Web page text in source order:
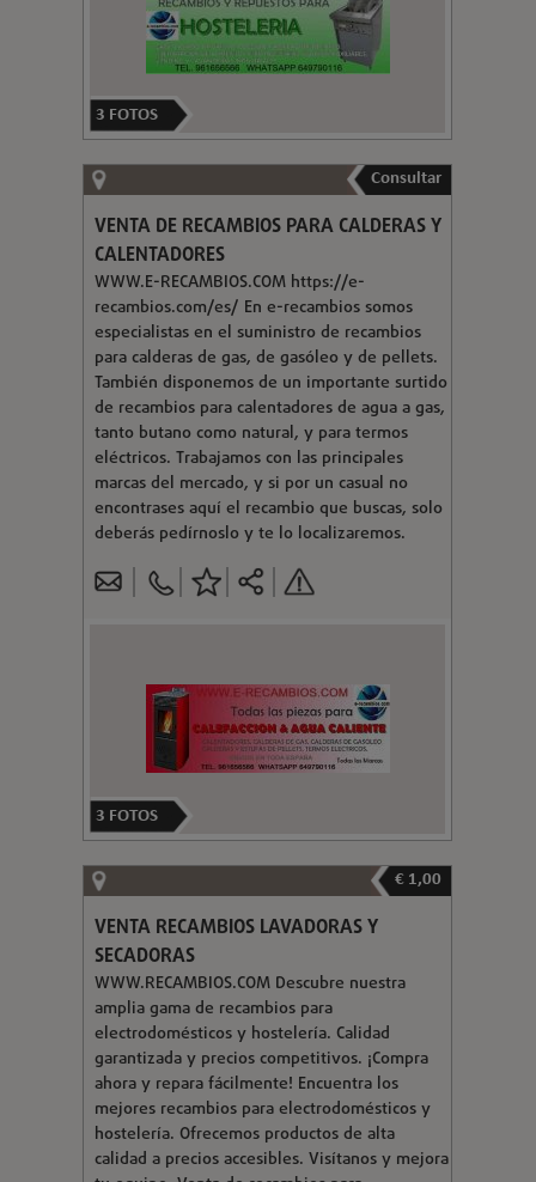
3 FOTOS
Consultar
VENTA DE RECAMBIOS PARA CALDERAS Y
CALENTADORES
WWW.E-RECAMBIOS.COM https://e-
recambios.com/es/ En e-recambios somos
especialistas en el suministro de recambios
para calderas de gas, de gasóleo y de pellets.
También disponemos de un importante surtido
de recambios para calentadores de agua a gas,
tanto butano como natural, y para termos
eléctricos. Trabajamos con las principales
marcas del mercado, y si por un casual no
encontrases aquí el recambio que buscas, solo
deberás pedírnoslo y te lo localizaremos.
3 FOTOS
€ 1,00
VENTA RECAMBIOS LAVADORAS Y
SECADORAS
WWW.RECAMBIOS.COM Descubre nuestra
amplia gama de recambios para
electrodomésticos y hostelería. Calidad
garantizada y precios competitivos. ¡Compra
ahora y repara fácilmente! Encuentra los
mejores recambios para electrodomésticos y
hostelería. Ofrecemos productos de alta
calidad a precios accesibles. Visítanos y mejora